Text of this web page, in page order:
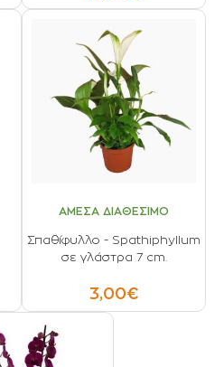
ΑΜΕΣΑ ΔΙΑΘΕΣΙΜΟ
Σπαθίφυλλο - Spathiphyllum
σε γλάστρα 7 cm.
3,00€